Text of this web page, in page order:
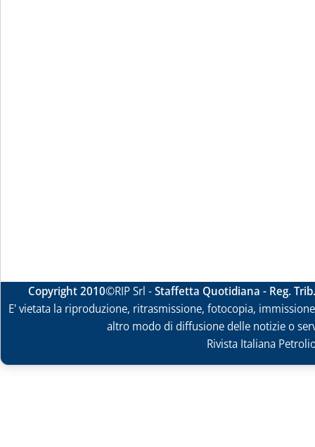
Copyright 2010©RIP Srl -Staffetta Quotidiana - Reg.
E' vietata la riproduzione, ritrasmissione, fotocopia,
altro modo di diffusione delle notizie o
Rivista Italiana